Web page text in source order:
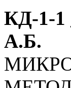
КД-1-1
А.Б.